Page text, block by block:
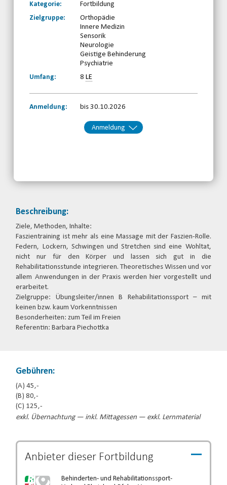
Kategorie:
Fortbildung
Zielgruppe:
Orthopädie
Innere Medizin
Sensorik
Neurologie
Geistige Behinderung
Psychiatrie
Umfang:
8LE
Anmeldung: bis 30.10.2026
Anmeldung
Beschreibung:
Ziele, Methoden, Inhalte:
Faszientraining ist mehr als eine Massage mit der Faszien-Rolle.
Federn, Lockern, Schwingen und Stretchen sind eine Wohltat,
nicht nur für den Körper und lassen sich gut in die
Rehabilitationsstunde integrieren. Theoretisches Wissen und vor
allem Anwendungen in der Praxis werden hier vorgestellt und
erarbeitet.
Zielgruppe: Übungsleiter/innen B Rehabilitationssport – mit
keinen bzw. kaum Vorkenntnissen
Besonderheiten: zum Teil im Freien
Referentin: Barbara Piechottka
Gebühren:
(A) 45,-
(B) 80,-
(C) 125,-
exkl. Übernachtung — inkl. Mittagessen — exkl. Lernmaterial
Anbieter dieser Fortbildung
Behinderten- und Rehabilitationssport-